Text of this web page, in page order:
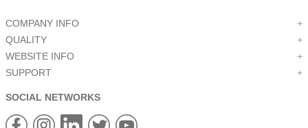
COMPANY INFO
+
QUALITY
+
WEBSITE INFO
+
SUPPORT
+
SOCIAL NETWORKS